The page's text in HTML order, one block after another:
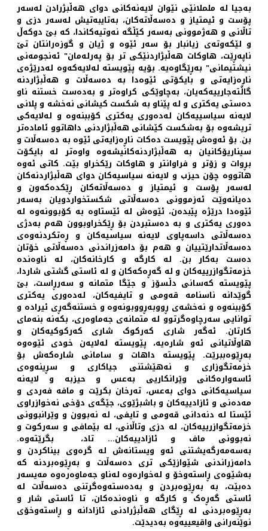
بەجیا لە ململانێی نێوان لایەنەکانی دوای هەڵبژرادن لەسەر
پۆست و ئیمتیاز و دەسەڵاتەکان، بەتایبەتیش لەسەر دزی و
تاڵانی و هەژموونی بەسەر کێڵگە نەوتیەکاندا، کە بێ دوکەڵ
و لێکەوتەی زیانبار بۆ سەر ئێوه‌ و ژیان و گوزەرانتان تێ
ناپەڕێت، هاوکات هەڵبژاردنێکی تر بۆ پەرلەمان" ئەنجومەنی
نیشتیمانی" بەڕێگاوەیە. بۆیە پێویستە لەلایەکەوە لەدرێژەی
ناڕەزایەتی و بایکۆتی ئێوه‌دا بە دەسەڵات و هەڵبژاردنە
گاڵتەجارییەکەیان، بەچاوێکی کراوەتر و بەدەست خستنە ناو
دەستی یەکتری و لە پێناو بە شکست کیشانی نەخشە و پلانی
لایەنە سیاسییەکان لەدەوری یەکتری کۆببنەوە و لەلایەکی
تریشەوە بۆ بەشکست کێشانی هەڵبژاردنی داهاتوو ئامادەتر
بن. بۆ ئەوەش پێویست دەکات ناڕەزایەتی ئێوە بە دەسەڵات و
سیناریۆکانیان بە هەڵبژاردنەکانیشەوە واوەتر لە بایکۆت
بڕوات و زۆتر و فراوانتر و هاوکات رێکخراو بێت. کاتی ئەوە
هاتووە چۆن حیزب و لایەنە سیاسیەکان دوای هەڵبژاردنەکان
لەسەر پۆست و ئیمتیاز و دەسەڵاتەکان ڕێکدەکەون و
دەیانەوێت ئەزموونی دەسەڵاتی شکستخواردویان بەسەر
ئێوه‌دا درێژە پێبدەن، ئێوه‌ش لە ئێستاوە بە کۆبوونەوە لە
دەوری یەکتری و بە دەستبردن بۆ ڕێکخراوبوون هەم بەدژی
دەسەڵاتی داسەپاوی لایەنە سیاسیەکان و ڕەتکردنەوەی
دەسەڵاتدارێتییان و هەم بۆ دامەزراندنی دەسەڵاتی خۆتان
دەست بەکار بن. لە کارگە و کارخانەکان، لە ناوەندە
خزمەتگوازرییەکان و لە گەڕەکەکان و لە ئاستی گشتی شاردا،
پێویستە کەسانی دڵسۆز و جێگا متمانە و سەرڕاست، بێ
گوێدانە ناسنامە قەومی و تایفیەکان، لەدەوری یەکتری
کۆببنەوە و نەخشەی ڕووبەڕووبونەوە و خستنەگەڕی ئیرادە و
توانایی سەرچاوەگرتوو لە متمانەی جەماوەری، بکەنە بنه‌مای
کارتان. ئەگەر شاری کەرکوک شاری کەرکوکیەکان و
هاوڵاتیانی ئەو شارەیە، پێویستە لەلایەن خودی ئێوه‌وە
بەڕێوەببرێت. پێویستە داهات و سامانی شارەکەش بۆ
خزمەتگوزاری و نەهێشتنی جیاکاری و سڕینەوەی
ئاسەوارەکانی وێرانکاریی بەعس و حیزبە و لایەنە
سیاسیەکانی دوای بەعس، تەرخان بکرێت و مافە فەردی و
مەدەنی و ئازادییەکان و باشبژێوی، جێگەی دۆخی نەخوازراوی
ئێستا لە دنەدانی قەومی و تایفی، لە نەبوون و وێرانبوونی
خزمەتگوازرییەکان، لە دزی وتاڵانی، لە بێمافی و سەرکوت و
نەبوونی ماف و ئازادییەکان... تاد، بگرێتەوە.
بەسەمەرگەیشتنی ئەو ویستانەش لە گرەوی بیناکردن و
دامەزراندنی شێوازێكی تری دەسەڵات و بەڕێوەبردنە کە
بەشێوەی ڕاستەوخۆ و لەخوارەوە له‌ناو جه‌ماوه‌ره‌وه‌ مەیسەر
دەبێت، بە بەڕێوەبردن و بەدەستەوەگرتنی دەسەڵات لە
ئاستی گەڕەک و کارگە و ناوەندەکان، تا ئاستی شار و
بەڕێوەبردنی لە ڕێگای هەڵبژرادنی ئازادانە و ڕاستەوخۆی
نوێنەرانی واقیعییەوە بەدیدێت.